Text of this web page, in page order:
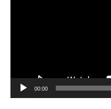
00:00